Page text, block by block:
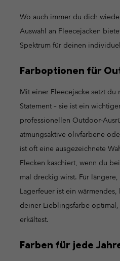
Wo auch immer du dich
Auswahl an Fleecejacken
Spektrum für deinen
Farboptionen für
Mit einer Fleecejacke setzt du
Statement – sie ist ein
professionellen Outdoor-
atmungsaktive olivfarbene
ist oft eine ausgezeichnete
Flecken kaschiert, wenn du
mal dreckig wirst. Für
Lagerfeuer ist ein
deiner Lieblingsfarbe
erkältest.
Farben für jede